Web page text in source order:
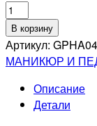
Количество
товара
GRATTOL
Лак
ногтей
Color
В корзину
Артикул: GPHA04
МАНИКЮР И
Описание
Детали